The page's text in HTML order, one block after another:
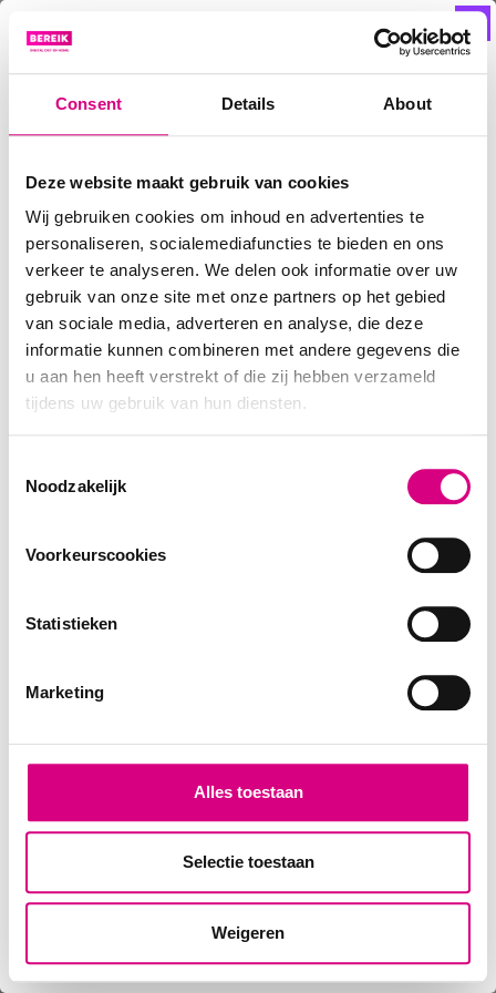
Consent Details About
Deze website maakt gebruik van cookies
Wij gebruiken cookies om inhoud en advertenties te
personaliseren, socialemediafuncties te bieden en ons
verkeer te analyseren. We delen ook informatie over uw
gebruik van onze site met onze partners op het gebied
van sociale media, adverteren en analyse, die deze
informatie kunnen combineren met andere gegevens die
u aan hen heeft verstrekt of die zij hebben verzameld
tijdens uw gebruik van hun diensten.
Selection
Noodzakelijk
Voorkeurscookies
Statistieken
Marketing
Alles toestaan
Selectie toestaan
Weigeren
ADD YOUR
HEADING
TEXT HERE
Lorem ipsum dolor sit amet, consectetur adipiscing
elit. Ut elit tellus, luctus nec ullamcorper mattis,
pulvinar dapibus leo.
Lorem ipsum dolor sit amet, consectetur adipiscing
elit. Ut elit tellus, luctus nec ullamcorper mattis,
pulvinar dapibus leo.